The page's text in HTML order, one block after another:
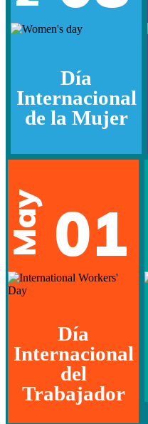
Día
Internacional
de la Mujer
May 01
Día
Internacional
del
Trabajador